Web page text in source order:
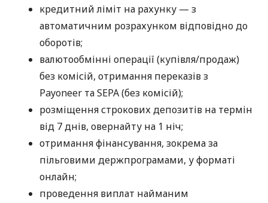
кредитний ліміт на рахунку — з
автоматичним розрахунком відповідно до
оборотів;
валютообмінні операції (купівля/продаж)
без комісій, отримання переказів з
Payoneer та SEPA (без комісій);
розміщення строкових депозитів на термін
від 7 днів, овернайту на 1 ніч;
отримання фінансування, зокрема за
пільговими держпрограмами, у форматі
онлайн;
проведення виплат найманим